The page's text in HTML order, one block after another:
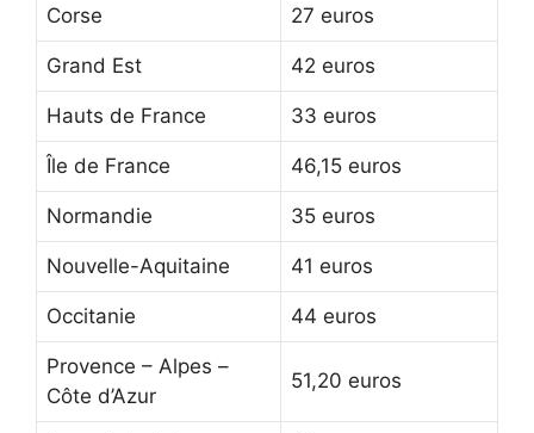
Corse 27 euros
Grand Est 42 euros
Hauts de France 33 euros
Île de France 46,15 euros
Normandie 35 euros
Nouvelle-Aquitaine 41 euros
Occitanie 44 euros
Provence – Alpes –
Côte d’Azur
51,20 euros